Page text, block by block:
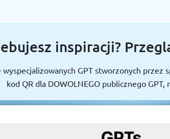
inspiracji?
GPT stworzonych przez
kod QR dla DOWOLNEGO publicznego GPT,